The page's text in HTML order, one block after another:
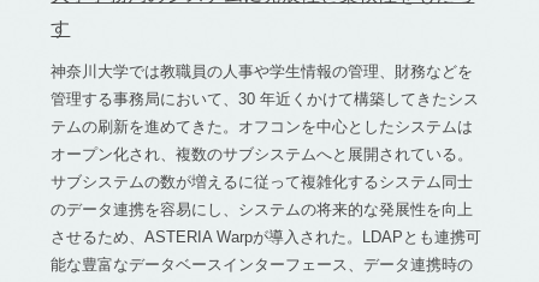
す
神奈川大学では教職員の人事や学生情報の管理、財務などを
管理する事務局において、30 年近くかけて構築してきたシス
テムの刷新を進めてきた。オフコンを中心としたシステムは
オープン化され、複数のサブシステムへと展開されている。
サブシステムの数が増えるに従って複雑化するシステム同士
のデータ連携を容易にし、システムの将来的な発展性を向上
させるため、ASTERIA Warpが導入された。LDAPとも連携可
能な豊富なデータベースインターフェース、データ連携時の